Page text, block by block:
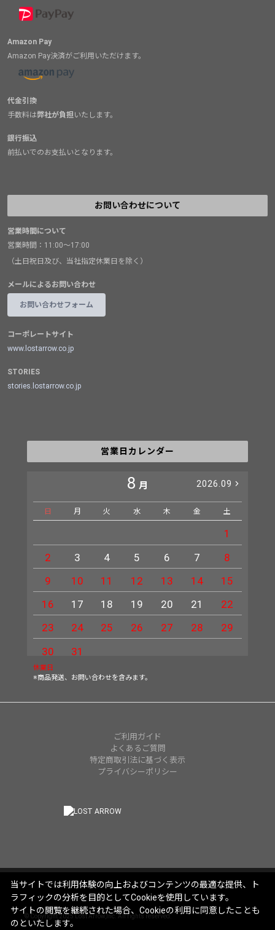
Amazon Pay
Amazon Pay決済がご利用いただけます。
代金引換
手数料は弊社が負担いたします。
銀行振込
前払いでのお支払いとなります。
お問い合わせについて
営業時間について
営業時間：11:00～17:00
（土日祝日及び、当社指定休業日を除く）
メールによるお問い合わせ
お問い合わせフォーム
コーポレートサイト
www.lostarrow.co.jp
STORIES
stories.lostarrow.co.jp
営業日カレンダー
8 月 2026.09
日 月 火 水 木 金 土
1
2
3 4 5 6 7
8
9
10 11 12 13 14
15
16
17 18 19 20 21
22
23
24 25 26 27 28
29
30
31
休業日
※商品発送、お問い合わせを含みます。
ご利用ガイド
よくあるご質問
特定商取引法に基づく表示
プライバシーポリシー
© Copyright 2025 Lost Arrow,Inc. All rights reserved.
当サイトでは利用体験の向上およびコンテンツの最適な提供、ト
ラフィックの分析を目的としてCookieを使用しています。
サイトの閲覧を継続された場合、Cookieの利用に同意したことも
のといたします。